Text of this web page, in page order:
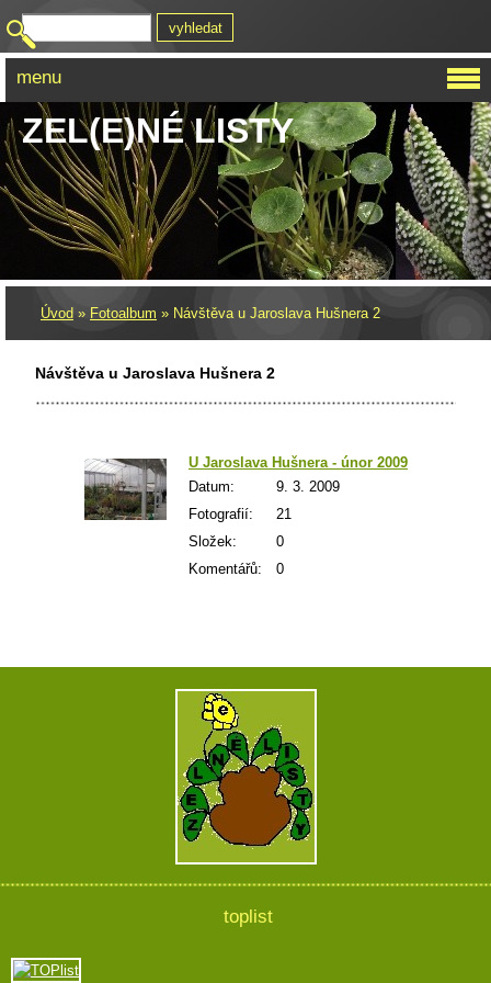
ZEL(E)NÉ LISTY
Úvod » Fotoalbum » Návštěva u Jaroslava Hušnera 2
Návštěva u Jaroslava Hušnera 2
U Jaroslava Hušnera - únor 2009
Datum:
9. 3. 2009
Fotografií:
21
Složek:
0
Komentářů:
0
menu
toplist